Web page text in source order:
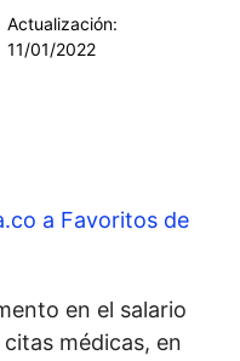
Actualización:
11/01/2022
a Favoritos de
en el salario
médicas, en